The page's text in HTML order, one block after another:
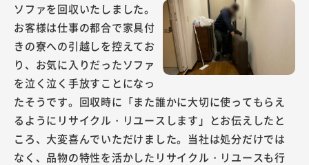
ソファを回収いたしました。
お客様は仕事の都合で家具付
きの寮への引越しを控えてお
り、お気に入りだったソファ
を泣く泣く手放すことになっ
たそうです。回収時に「また誰かに大切に使ってもらえ
るようにリサイクル・リユースします」とお伝えしたと
ころ、大変喜んでいただけました。当社は処分だけでは
なく、品物の特性を活かしたリサイクル・リユースも行